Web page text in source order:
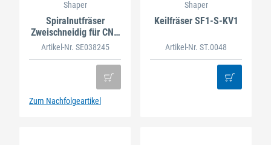
Shaper
Spiralnutfräser
Zweischneidig für CNC
FRÄSE
Artikel-Nr. SE038245
Zum Nachfolgeartikel
Shaper
Keilfräser SF1-S-KV1
Artikel-Nr. ST.0048